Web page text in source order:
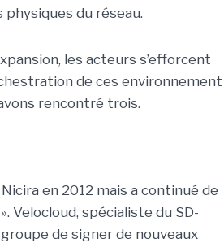
du réseau.
les acteurs s’efforcent
de ces environnement
rencontré trois.
en 2012 mais a continué de
Velocloud, spécialiste du SD-
de signer de nouveaux